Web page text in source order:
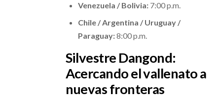
Venezuela / Bolivia: 7:00 p.m.
Chile / Argentina / Uruguay /
Paraguay:8:00 p.m.
Silvestre Dangond:
Acercando el vallenato a
nuevas fronteras